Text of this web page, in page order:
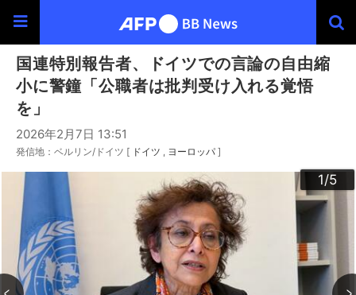
国連特別報告者、ドイツでの言論の自由縮
小に警鐘「公職者は批判受け入れる覚悟
を」
2026年2月7日 13:51
発信地：ベルリン/ドイツ [ ドイツ ヨーロッパ ]
1/5
2/5
3/5
4/5
5/5